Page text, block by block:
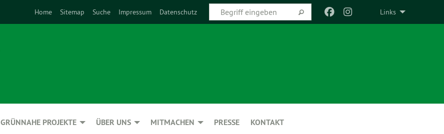
Links
Home Sitemap Suche Impressum Datenschutz
GRÜNNAHE PROJEKTE ÜBER UNS MITMACHEN PRESSE KONTAKT